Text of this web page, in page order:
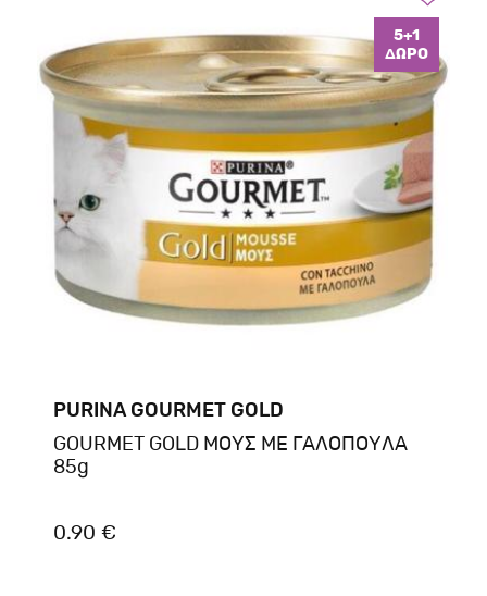
5+1
ΔΩΡΟ
PURINA GOURMET GOLD
GOURMET GOLD ΜΟΥΣ ΜΕ ΓΑΛΟΠΟΥΛΑ
85g
0.90 €